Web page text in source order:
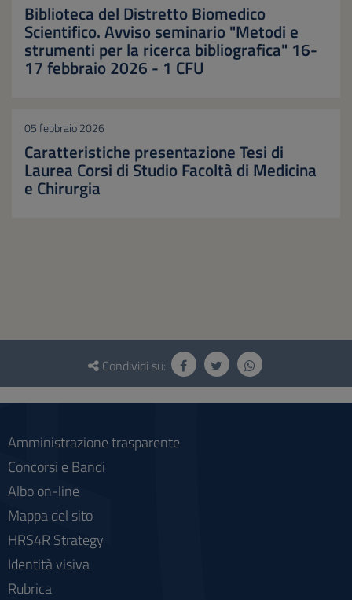
Biblioteca del Distretto Biomedico
Scientifico. Avviso seminario "Metodi e
strumenti per la ricerca bibliografica" 16-
17 febbraio 2026 - 1 CFU
05 febbraio 2026
Caratteristiche presentazione Tesi di
Laurea Corsi di Studio Facoltà di Medicina
e Chirurgia
Questionario
social
Condividi su:
Amministrazione trasparente
Concorsi e Bandi
Albo on-line
Mappa del sito
HRS4R Strategy
Identità visiva
Rubrica